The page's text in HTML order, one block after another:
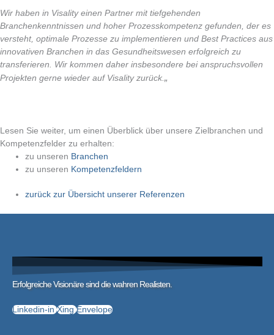
Wir haben in Visality einen Partner mit tiefgehenden
Branchenkenntnissen und hoher Prozesskompetenz gefunden, der es
versteht, optimale Prozesse zu implementieren und Best Practices aus
innovativen Branchen in das Gesundheitswesen erfolgreich zu
transferieren. Wir kommen daher insbesondere bei anspruchsvollen
Projekten gerne wieder auf Visality zurück.„
Lesen Sie weiter, um einen Überblick über unsere Zielbranchen und
Kompetenzfelder zu erhalten:
zu unseren Branchen
zu unseren Kompetenzfeldern
zurück zur Übersicht unserer Referenzen
Erfolgreiche Visionäre sind die wahren Realisten.
Linkedin-in Xing Envelope